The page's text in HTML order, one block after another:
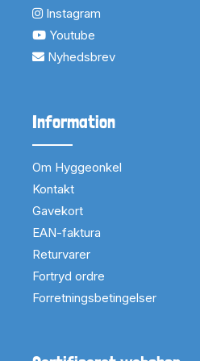
Instagram
Youtube
Nyhedsbrev
Information
Om Hyggeonkel
Kontakt
Gavekort
EAN-faktura
Returvarer
Fortryd ordre
Forretningsbetingelser